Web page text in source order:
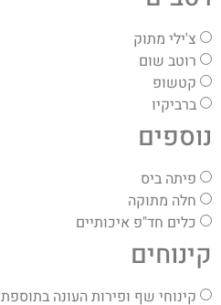
צ'ילי מתוק
רוטב שום
קטשופ
ברביקיו
נוספים
פיתה ביס
חלה מתוקה
כלים חד"פ איכותיים
קינוחים
קינוחי שף ופירות העונה בתוספת 34 ₪ לאדם